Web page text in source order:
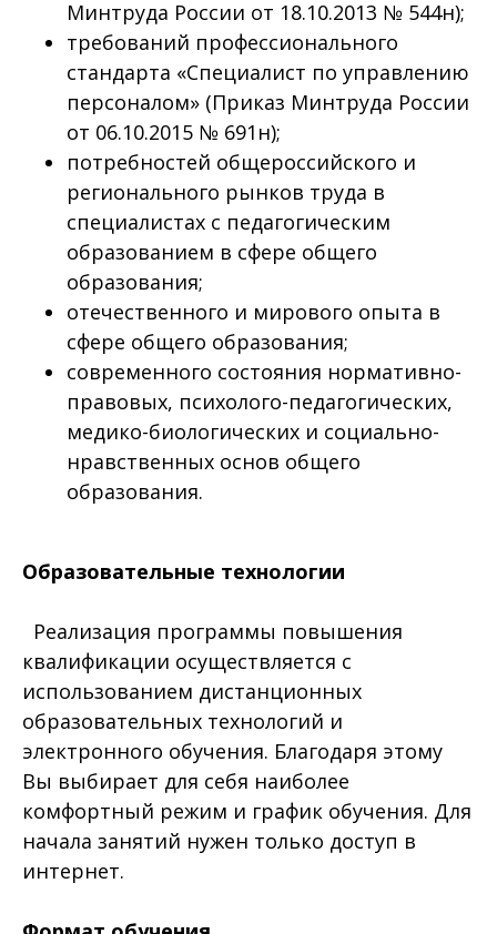
Минтруда России от 18.10.2013 № 544н);
требований профессионального
стандарта «Специалист по управлению
персоналом» (Приказ Минтруда России
от 06.10.2015 № 691н);
потребностей общероссийского и
регионального рынков труда в
специалистах с педагогическим
образованием в сфере общего
образования;
отечественного и мирового опыта в
сфере общего образования;
современного состояния нормативно-
правовых, психолого-педагогических,
медико-биологических и социально-
нравственных основ общего
образования.
Образовательные технологии
Реализация программы повышения
квалификации осуществляется с
использованием дистанционных
образовательных технологий и
электронного обучения. Благодаря этому
Вы выбирает для себя наиболее
комфортный режим и график обучения. Для
начала занятий нужен только доступ в
интернет.